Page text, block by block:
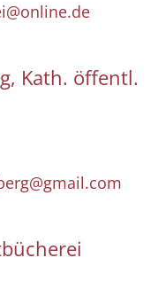
Kath. öffentl.